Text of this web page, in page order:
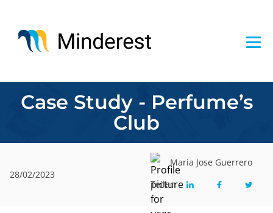
Inhalt
Case Study - Perfume’s
Club
28/02/2023
Maria Jose Guerrero
Teilen